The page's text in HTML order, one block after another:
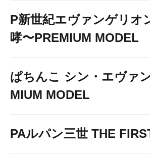
P新世紀エヴァンゲリオ
哮〜PREMIUM MODEL
ぱちんこ シン・エヴァ
MIUM MODEL
PAルパン三世 THE